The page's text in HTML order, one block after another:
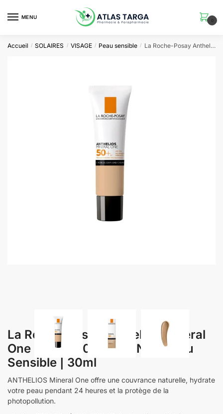
MENU
0
Accueil / SOLAIRES / VISAGE / Peau sensible / La Roche-Posay Anthelios Mineral One SPF50+ 02 MOYENNE Peau Sensible | 30ml
La Roche-Posay Anthelios Mineral
One SPF50+ 02 MOYENNE Peau
Sensible | 30ml
ANTHELIOS Mineral One offre une couvrance naturelle, hydrate
votre peau pendant 24 heures et la protège de la
photopollution.